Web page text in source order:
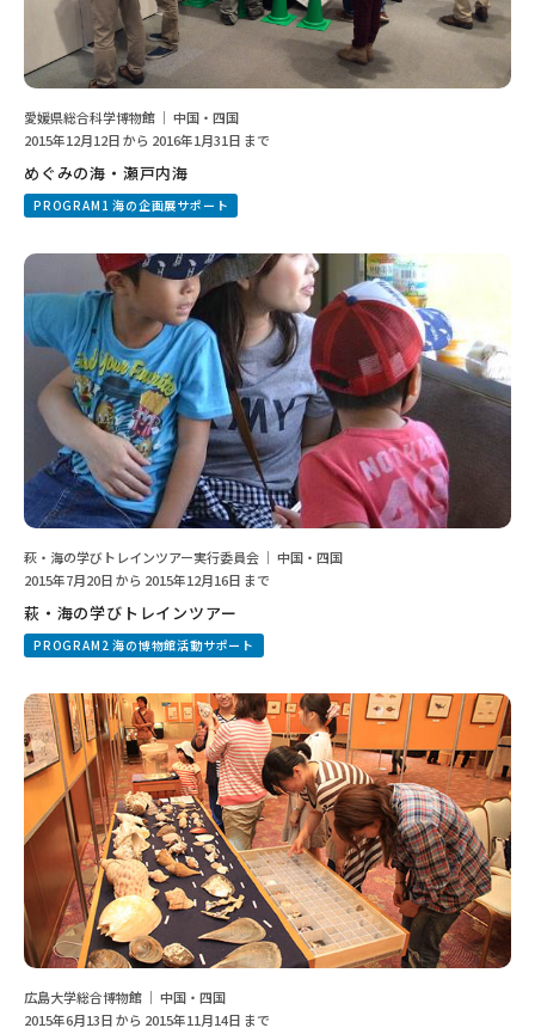
愛媛県総合科学博物館 ｜ 中国・四国
2015年12月12日 から 2016年1月31日 まで
めぐみの海・瀬戸内海
PROGRAM1 海の企画展サポート
萩・海の学びトレインツアー実行委員会 ｜ 中国・四国
2015年7月20日 から 2015年12月16日 まで
萩・海の学びトレインツアー
PROGRAM2 海の博物館活動サポート
広島大学総合博物館 ｜ 中国・四国
2015年6月13日 から 2015年11月14日 まで